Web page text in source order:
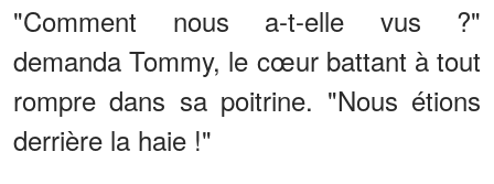
"Comment nous a-t-elle vus ?"
demanda Tommy, le cœur battant à tout
rompre dans sa poitrine. "Nous étions
derrière la haie !"